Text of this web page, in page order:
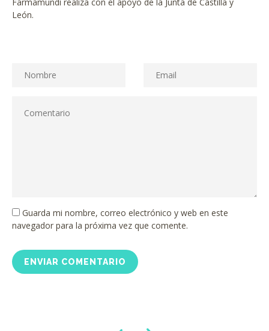
León.
Guarda mi nombre, correo electrónico y web en este
navegador para la próxima vez que comente.